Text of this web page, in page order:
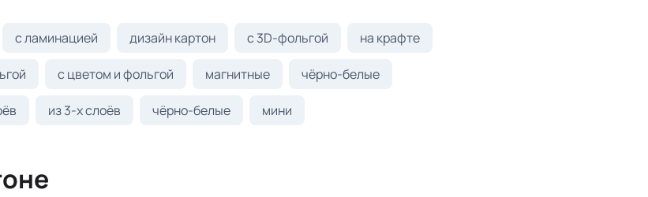
с ламинацией дизайн картон с 3D-фольгой на крафте
с цветом и фольгой магнитные чёрно-белые
из 3-х слоёв чёрно-белые мини